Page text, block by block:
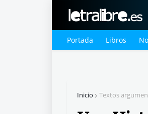
Portada Libros
Inicio Textos